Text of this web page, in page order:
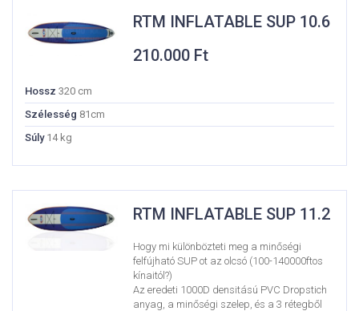
RTM INFLATABLE SUP 10.6
210.000 Ft
Hossz 320 cm
Szélesség 81cm
Súly14 kg
RTM INFLATABLE SUP 11.2
Hogy mi különbözteti meg a minőségi
felfújható SUP ot az olcsó (100-140000ftos
kínaitól?)
Az eredeti 1000D densitású PVC Dropstich
anyag, a minőségi szelep, és a 3 rétegből